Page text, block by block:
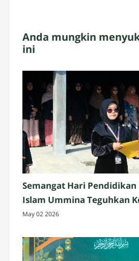
Anda mungkin
ini
Semangat Hari Pendidikan
Islam Ummina Teguhkan
Mencerdaskan Generasi
May 02 2026